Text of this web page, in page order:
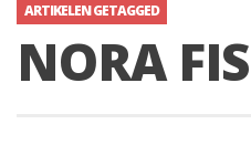
ARTIKELEN GETAGGED
NORA